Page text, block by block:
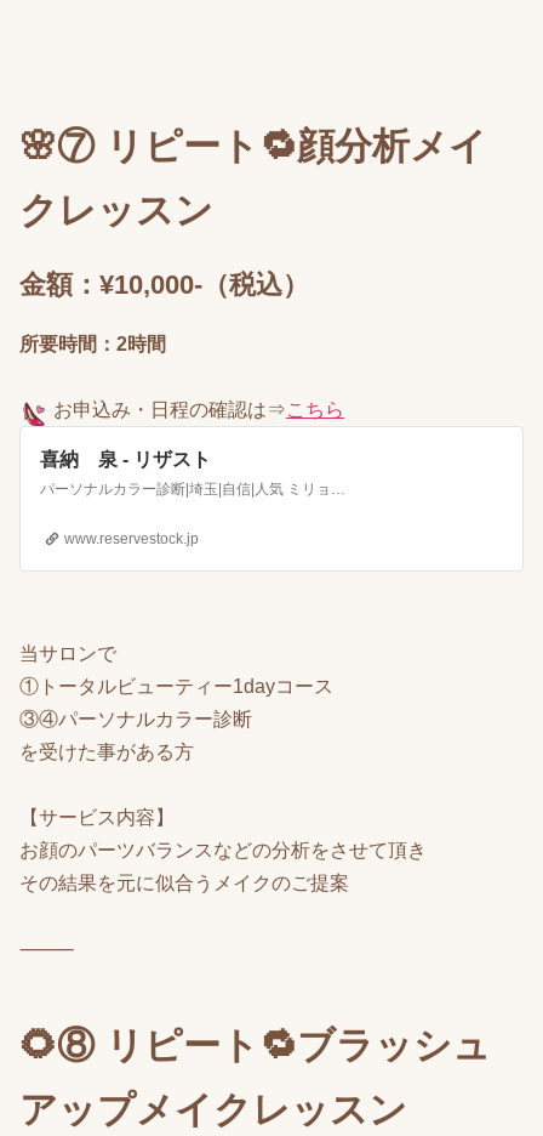
🌸⑦ リピート🔁顔分析メイ
クレッスン
金額：¥10,000-（税込）
所要時間：2時間
お申込み ・日程の確認は⇒こちら
喜納 泉 - リザスト
パーソナルカラー診断|埼玉|自信|人気 ミリョクplus＋ 魅力アドバイザー 喜納 泉
www.reservestock.jp
当サロンで
①トータルビューティー1dayコース
③④パーソナルカラー診断
を受けた事がある方
【サービス内容】
お顔のパーツバランスなどの分析をさせて頂き
その結果を元に似合うメイクのご提案
⸻
🌻⑧ リピート🔁ブラッシュ
アップメイクレッスン